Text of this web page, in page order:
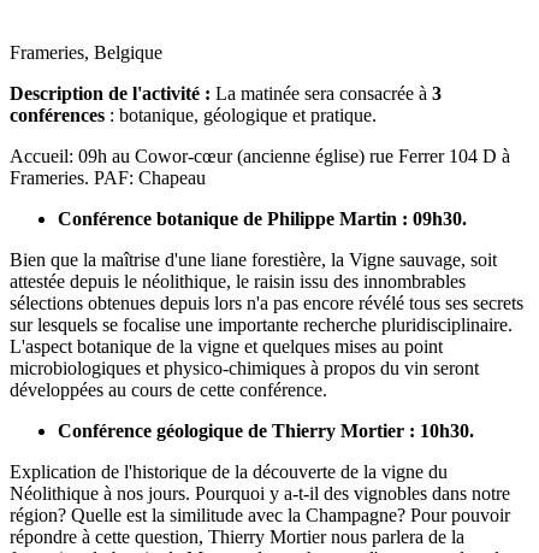
Frameries, Belgique
Description de l'activité : La matinée sera consacrée à 3
conférences : botanique, géologique et pratique.
Accueil: 09h au Cowor-cœur (ancienne église) rue Ferrer 104 D à
Frameries. PAF: Chapeau
Conférence botanique de Philippe Martin : 09h30.
Bien que la maîtrise d'une liane forestière, la Vigne sauvage, soit
attestée depuis le néolithique, le raisin issu des innombrables
sélections obtenues depuis lors n'a pas encore révélé tous ses secrets
sur lesquels se focalise une importante recherche pluridisciplinaire.
L'aspect botanique de la vigne et quelques mises au point
microbiologiques et physico-chimiques à propos du vin seront
développées au cours de cette conférence.
Conférence géologique de Thierry Mortier : 10h30.
Explication de l'historique de la découverte de la vigne du
Néolithique à nos jours. Pourquoi y a-t-il des vignobles dans notre
région? Quelle est la similitude avec la Champagne? Pour pouvoir
répondre à cette question, Thierry Mortier nous parlera de la